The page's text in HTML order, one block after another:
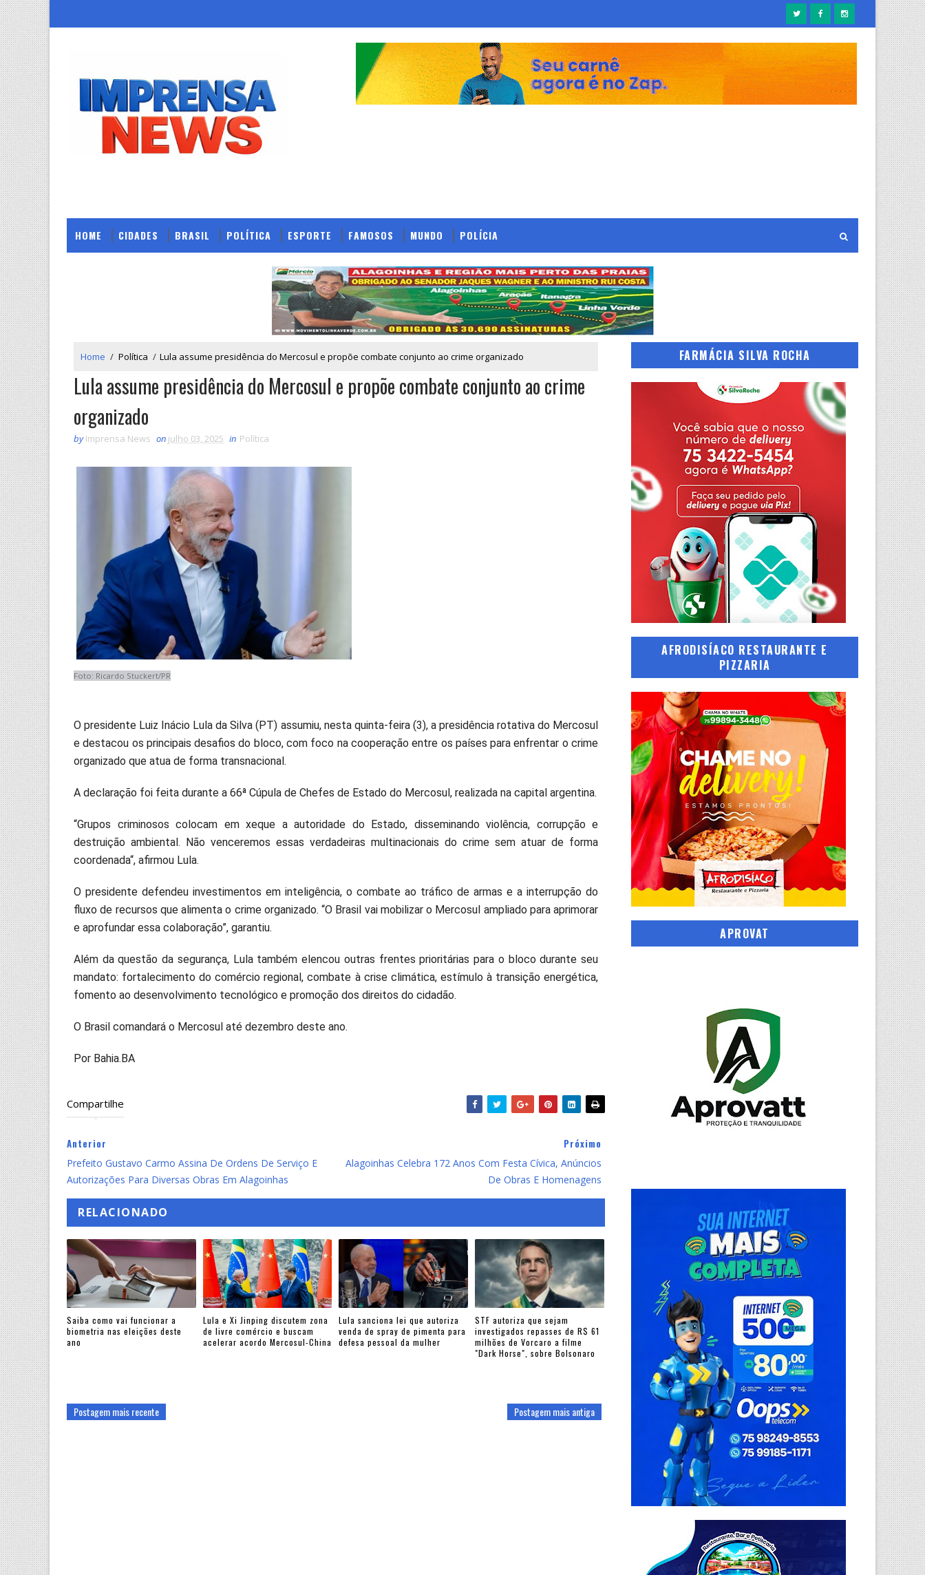
HOME CIDADES BRASIL POLÍTICA ESPORTE FAMOSOS MUNDO POLÍCIA
Home / Política / Lula assume presidência do Mercosul e propõe combate conjunto ao crime organizado
Lula assume presidência do Mercosul e propõe combate conjunto ao crime
organizado
by Imprensa News on julho 03, 2025 in Política
Foto: Ricardo Stuckert/PR
O presidente Luiz Inácio Lula da Silva (PT) assumiu, nesta quinta-feira (3), a presidência rotativa do Mercosul
e destacou os principais desafios do bloco, com foco na cooperação entre os países para enfrentar o crime
organizado que atua de forma transnacional.
A declaração foi feita durante a 66ª Cúpula de Chefes de Estado do Mercosul, realizada na capital argentina.
“Grupos criminosos colocam em xeque a autoridade do Estado, disseminando violência, corrupção e
destruição ambiental. Não venceremos essas verdadeiras multinacionais do crime sem atuar de forma
coordenada“, afirmou Lula.
O presidente defendeu investimentos em inteligência, o combate ao tráfico de armas e a interrupção do
fluxo de recursos que alimenta o crime organizado. “O Brasil vai mobilizar o Mercosul ampliado para aprimorar
e aprofundar essa colaboração”, garantiu.
Além da questão da segurança, Lula também elencou outras frentes prioritárias para o bloco durante seu
mandato: fortalecimento do comércio regional, combate à crise climática, estímulo à transição energética,
fomento ao desenvolvimento tecnológico e promoção dos direitos do cidadão.
O Brasil comandará o Mercosul até dezembro deste ano.
Por Bahia.BA
Compartilhe
Anterior
Prefeito Gustavo Carmo Assina De Ordens De Serviço E
Autorizações Para Diversas Obras Em Alagoinhas
Próximo
Alagoinhas Celebra 172 Anos Com Festa Cívica, Anúncios
De Obras E Homenagens
RELACIONADO
Saiba como vai funcionar a
biometria nas eleições deste
ano
Lula e Xi Jinping discutem zona
de livre comércio e buscam
acelerar acordo Mercosul-China
Lula sanciona lei que autoriza
venda de spray de pimenta para
defesa pessoal da mulher
STF autoriza que sejam
investigados repasses de R$ 61
milhões de Vorcaro a filme
"Dark Horse", sobre Bolsonaro
Postagem mais recente Postagem mais antiga
FARMÁCIA SILVA ROCHA
AFRODISÍACO RESTAURANTE E
PIZZARIA
APROVAT